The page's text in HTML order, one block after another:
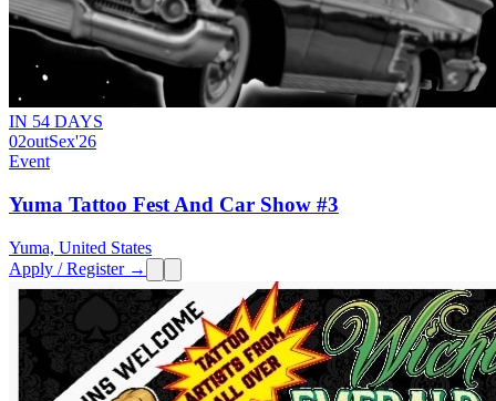
IN 54 DAYS
02outSex'26
Event
Yuma Tattoo Fest And Car Show #3
Yuma, United States
Apply / Register →